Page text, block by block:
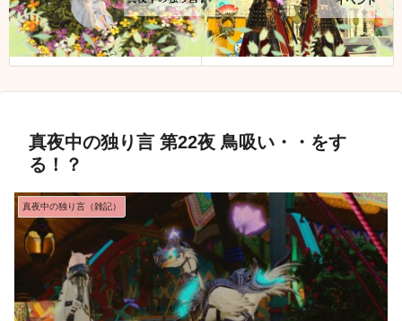
真夜中の独り言 第22夜 鳥吸い・・をす
る！？
真夜中の独り言（雑記）